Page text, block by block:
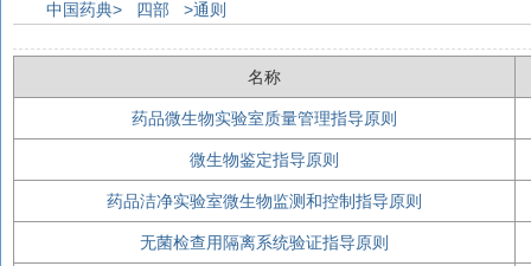
中国药典> 四部 >通则
名称
药品微生物实验室质量管理指导原则
微生物鉴定指导原则
药品洁净实验室微生物监测和控制指导原则
无菌检查用隔离系统验证指导原则